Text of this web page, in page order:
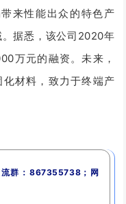
来性能出众的特色产
据悉，该公司2020年
万元的融资。未来，
材料，致力于终端产
群：867355738；网